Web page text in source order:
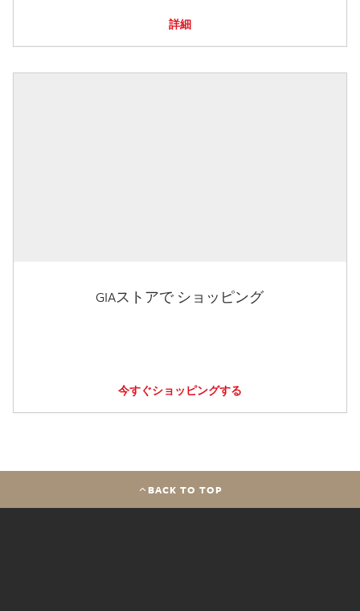
詳細
GIAストアで ショッピング
今すぐショッピングする
BACK TO TOP